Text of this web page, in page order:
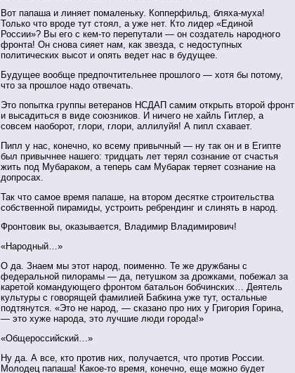
Вот папаша и линяет помаленьку. Копперфильд, бляха-муха!
Только что вроде тут стоял, а уже нет. Кто лидер «Единой
России»? Вы его с кем-то перепутали — он создатель народного
фронта! Он снова сияет нам, как звезда, с недоступных
политических высот и опять ведет нас в будущее.
Будущее вообще предпочтительнее прошлого — хотя бы потому,
что за прошлое надо отвечать.
Это попытка группы ветеранов НСДАП самим открыть второй фронт
и высадиться в виде союзников. И ничего не хайль Гитлер, а
совсем наоборот, глори, глори, аллилуйя! А пипл схавает.
Пипл у нас, конечно, ко всему привычный — ну так он и в Египте
был привычнее нашего: тридцать лет терял сознание от счастья
жить под Мубараком, а теперь сам Мубарак теряет сознание на
допросах.
Так что самое время папаше, на втором десятке строительства
собственной пирамиды, устроить ребрендинг и слинять в народ.
Фронтовик вы, оказывается, Владимир Владимирович!
«Народный…»
О да. Знаем мы этот народ, поименно. Те же дружбаны с
федеральной пилорамы — да, петушком за дрожками, побежал за
каретой командующего фронтом батальон бобчинских… Деятель
культуры с говорящей фамилией Бабкина уже тут, остальные
подтянутся. «Это не народ, — сказано про них у Григория Горина,
— это хуже народа, это лучшие люди города!»
«Общероссийский…»
Ну да. А все, кто против них, получается, что против России.
Молодец папаша! Какое-то время, конечно, еще можно будет